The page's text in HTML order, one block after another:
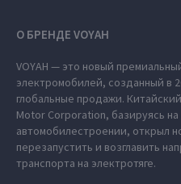
О БРЕНДЕ VOYAH
VOYAH — это новый
электромобилей, созданный в
глобальные продажи.
Motor Corporation, базируясь
автомобилестроении, открыл
перезапустить и возглавить
транспорта на электротяге.